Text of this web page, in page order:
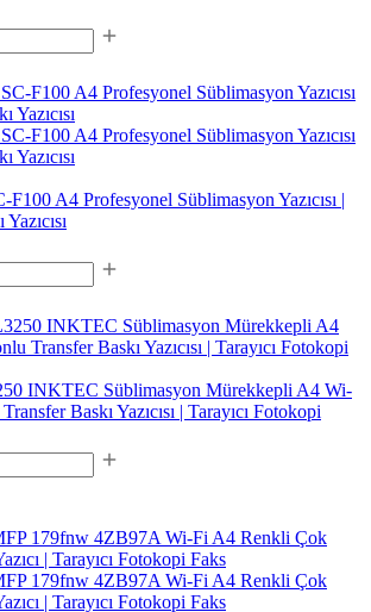
A4 Profesyonel Süblimasyon Yazıcısı |
INKTEC Süblimasyon Mürekkepli A4 Wi-
Baskı Yazıcısı | Tarayıcı Fotokopi